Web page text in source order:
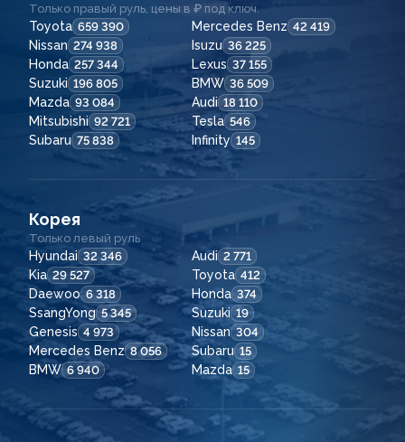
Только правый руль, цены в ₽ под ключ.
Toyota 659 390 Mercedes Benz 42 419
Nissan 274 938 Isuzu 36 225
Honda 257 344 Lexus 37 155
Suzuki 196 805 BMW 36 509
Mazda 93 084 Audi 18 110
Mitsubishi 92 721 Tesla 546
Subaru 75 838 Infinity 145
Корея
Только левый руль
Hyundai 32 346 Audi 2 771
Kia 29 527 Toyota 412
Daewoo 6 318 Honda 374
SsangYong 5 345 Suzuki 19
Genesis 4 973 Nissan 304
Mercedes Benz 8 056 Subaru 15
BMW 6 940 Mazda 15